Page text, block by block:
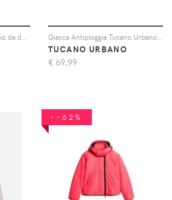
TUCANO URBANO
€ 69,99
--62%